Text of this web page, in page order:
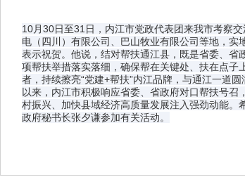
10月30日至31日，内江市党政代表团来我市考察
电（四川）有限公司、巴山牧业有限公司等地，
表示祝贺。他说，结对帮扶通江县，既是省委、
项帮扶举措落实落细，确保帮在关键处、扶在点
者，持续擦亮“党建+帮扶”内江品牌，与通江一道
以来，内江市积极响应省委、省政府对口帮扶号
村振兴、加快县域经济高质量发展注入强劲动能
政府秘书长张夕谦参加有关活动。